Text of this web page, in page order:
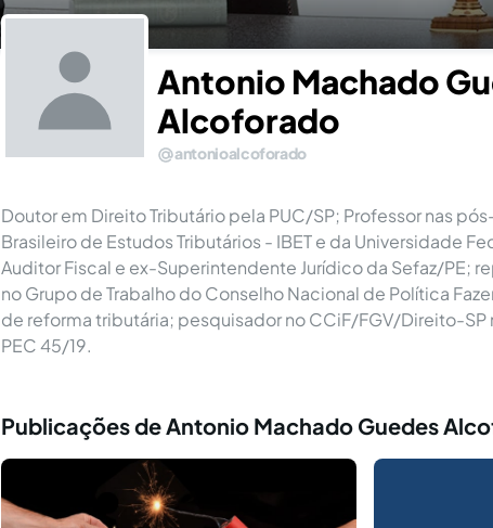
Antonio Machado
Alcoforado
antonioalcoforado
Doutor em Direito Tributário pela PUC/SP; Professor nas
Brasileiro de Estudos Tributários - IBET e da Universidade
Auditor Fiscal e ex-Superintendente Jurídico da Sefaz/PE;
no Grupo de Trabalho do Conselho Nacional de Política
de reforma tributária; pesquisador no CCiF/FGV/Direito-
PEC 45/19.︎
Publicações de Antonio Machado Guedes